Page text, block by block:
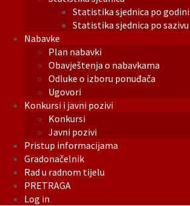
Statistika sjednica po godini
Statistika sjednica po sazivu
Nabavke
Plan nabavki
Obavještenja o nabavkama
Odluke o izboru ponuđača
Ugovori
Konkursi i javni pozivi
Konkursi
Javni pozivi
Pristup informacijama
Gradonačelnik
Rad u radnom tijelu
PRETRAGA
Log in